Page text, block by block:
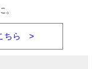
ちら >